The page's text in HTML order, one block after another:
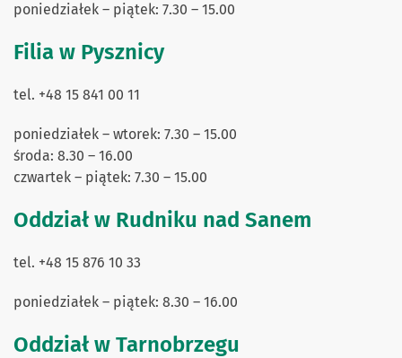
poniedziałek – piątek: 7.30 – 15.00
Filia w Pysznicy
tel. +48 15 841 00 11
poniedziałek – wtorek: 7.30 – 15.00
środa: 8.30 – 16.00
czwartek – piątek: 7.30 – 15.00
Oddział w Rudniku nad Sanem
tel. +48 15 876 10 33
poniedziałek – piątek: 8.30 – 16.00
Oddział w Tarnobrzegu